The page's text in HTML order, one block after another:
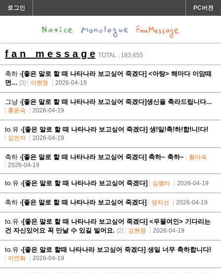
로그인 PC버젼
f a n m e s s a g e TOTAL : 183,655
축하 ›[좋은 말로 할 때 나타나라 보고싶어 죽겠다] <아탕> 해마다 이맘때
면... [3] 이현정 2026-04-19
그냥 ›[좋은 말로 할 때 나타나라 보고싶어 죽겠다]생신을 축라드립니다...
홍윤숙 2026-04-19
to.유 ›[좋은 말로 할 때 나타나라 보고싶어 죽겠다] 생!일!축!하!합!니!다!
김민지 2026-04-19
축하 ›[좋은 말로 할 때 나타나라 보고싶어 죽겠다] 축하~ 축하~
황미숙
2026-04-19
to.유 ›[좋은 말로 할 때 나타나라 보고싶어 죽겠다] 김잼마 2026-04-19
축하 ›[좋은 말로 할 때 나타나라 보고싶어 죽겠다] 정지선 2026-04-19
to.유 ›[좋은 말로 할 때 나타나라 보고싶어 죽겠다] <우물여인> 기다리는
건 자신있어요 꼭 만날 수 있길 빌어요. [2] 김현정 2026-04-19
to.유 ›[좋은 말로 할때 나타나라 보고싶어 죽겠다] 생일 너무 축하합니다!
이민화 2026-04-19